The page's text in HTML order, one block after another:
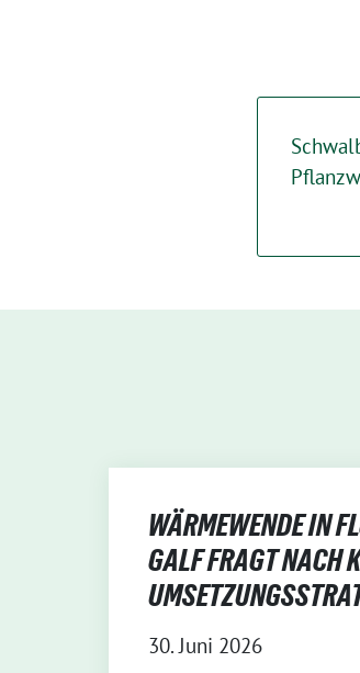
WÄRMEWENDE IN
GALF FRAGT NACH
30. Juni 2026